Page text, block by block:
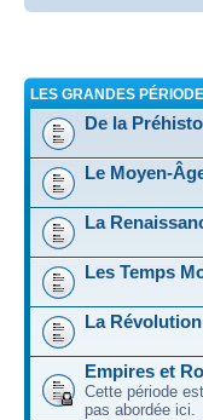
LES GRANDES
De la
Le Moyen-
La
Les Temps
La
Empires et
Cette période
pas abordée ici.